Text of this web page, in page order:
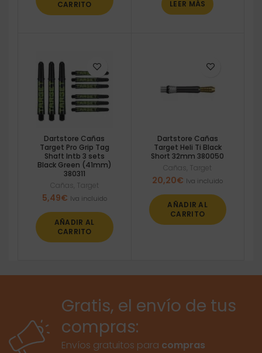
CARRITO
LEER MÁS
Dartstore Cañas
Target Pro Grip Tag
Shaft Intb 3 sets
Black Green (41mm)
380311
Cañas Target
5,49€ Iva incluido
AÑADIR AL
CARRITO
Dartstore Cañas
Target Heli Ti Black
Short 32mm 380050
Cañas Target
20,20€ Iva incluido
AÑADIR AL
CARRITO
Gratis, el envío de tus
compras:
Envíos gratuitos para compras